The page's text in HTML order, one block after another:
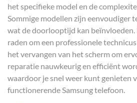
het specifieke model en de
Sommige modellen zijn eenvoudiger
wat de doorlooptijd kan beïnvloeden.
raden om een professionele
het vervangen van het scherm om
reparatie nauwkeurig en efficiënt
waardoor je snel weer kunt genieten
functionerende Samsung telefoon.